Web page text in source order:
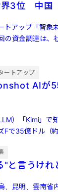
3位 中国
トアップ「智
の資金調達は、
ートアップ
AIが
）「Kimi」で
Fで35億ドル（
"と言うけ
、昆明、雲南省